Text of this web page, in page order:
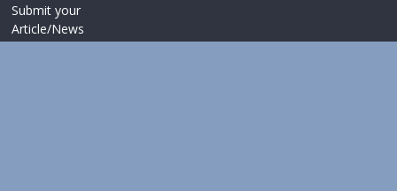
Submit your
Article/News